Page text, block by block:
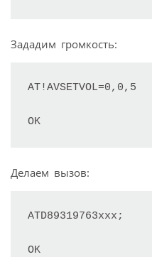
Зададим громкость:
AT!AVSETVOL=0,0,5
OK
Делаем вызов:
ATD89319763ххх;
OK